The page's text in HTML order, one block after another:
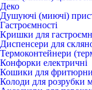
Деко
Душуючі (миючі)
Гастроємності
Кришки для
Диспенсери для
Термоконтейнери
Конфорки електричні
Кошики для
Колоди для розрубки